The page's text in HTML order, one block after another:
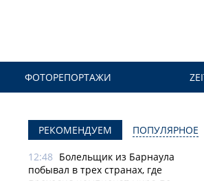
ФОТОРЕПОРТАЖИ
РЕКОМЕНДУЕМ ПОПУЛЯРНОЕ
12:48 Болельщик из Барнаула
побывал в трех странах, где